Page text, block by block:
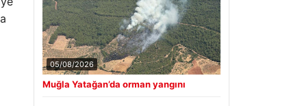
05/08/2026
Muğla Yatağan’da orman yangını